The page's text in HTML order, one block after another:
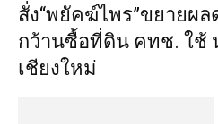
สั่ง“พยัคฆ์ไพร”ขยายผ
กว้านซื้อที่ดิน คทช. ใช้
เชียงใหม่